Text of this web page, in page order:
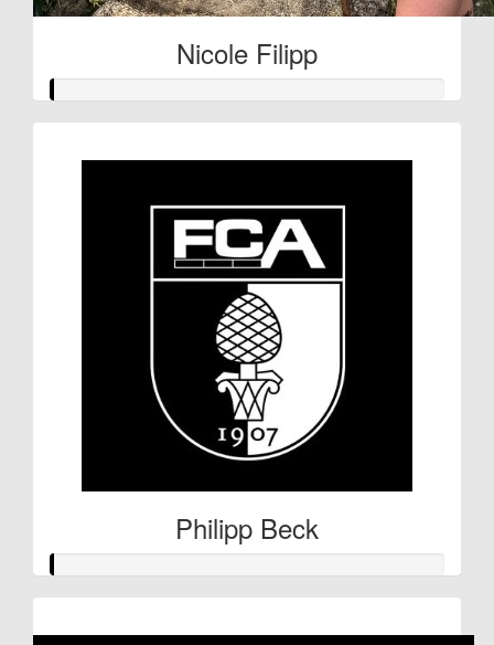
Nicole Filipp
Philipp Beck